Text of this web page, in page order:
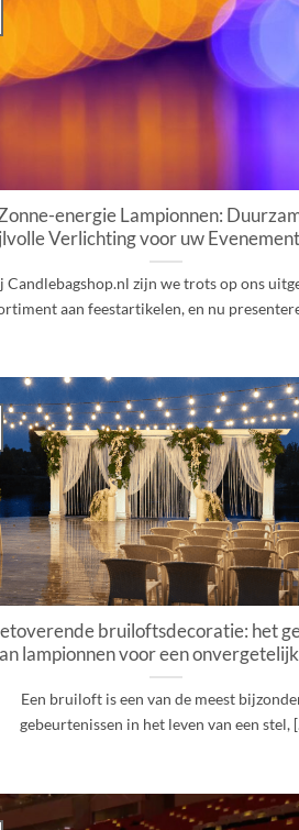
energie Lampionnen:
Verlichting voor uw
Candlebagshop.nl zijn we trots op ons
aan feestartikelen, en nu
bruiloftsdecoratie: het
lampionnen voor een
Een bruiloft is een van de meest
gebeurtenissen in het leven van een stel,